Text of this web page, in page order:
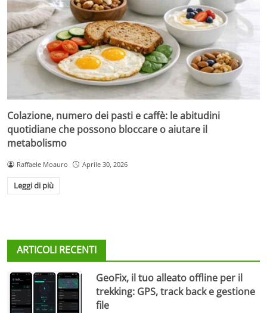
Colazione, numero dei pasti e caffè: le abitudini
quotidiane che possono bloccare o aiutare il
metabolismo
Raffaele Moauro Aprile 30, 2026
Leggi di più
ARTICOLI RECENTI
GeoFix, il tuo alleato offline per il
trekking: GPS, track back e gestione
file